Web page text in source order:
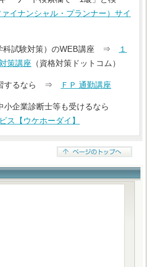
イナンシャル・プランナー）サイ
科試験対策）のWEB講座 ⇒
１
策講座 （資格対策ドットコム）
習するなら ⇒ ＦＰ 通勤講座
小企業診断士等も受けるなら
ス【ウケホーダイ】